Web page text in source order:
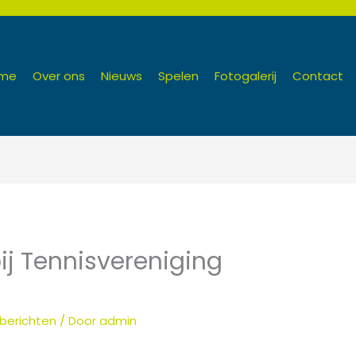
Over ons Nieuws Spelen Fotogalerij Contact
Tennisvereniging
/ Dooradmin